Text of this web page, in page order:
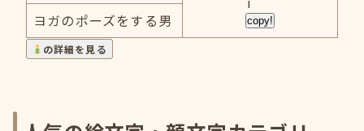
copy!
ヨガのポーズをする男
の詳細を見る